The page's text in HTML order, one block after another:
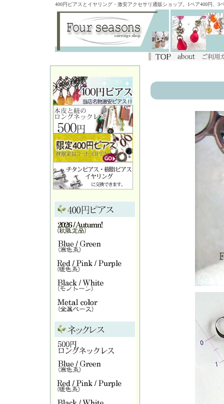
400円ピアスとイヤリング・激安アクセサリ通販ショップ。1ペア400円、